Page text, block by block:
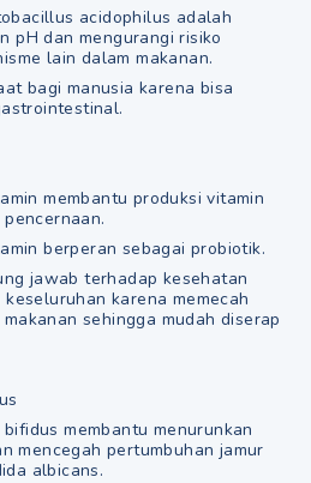
acidophilus adalah
pH dan mengurangi risiko
lain dalam makanan.
bagi manusia karena bisa
membantu produksi vitamin
berperan sebagai probiotik.
jawab terhadap kesehatan
karena memecah
sehingga mudah diserap
membantu menurunkan
mencegah pertumbuhan jamur
albicans.